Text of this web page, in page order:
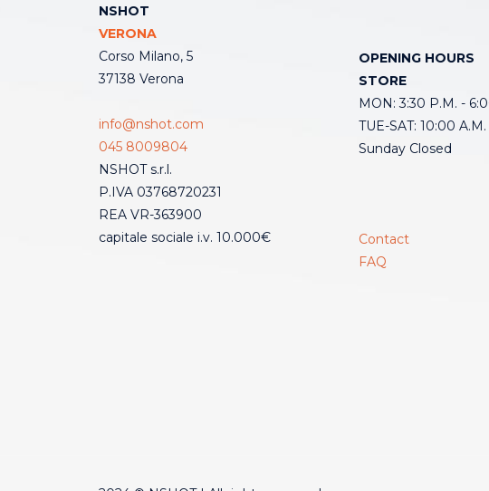
NSHOT
VERONA
Corso Milano, 5
37138 Verona
info@nshot.com
045 8009804
NSHOT s.r.l.
P.IVA 03768720231
REA VR-363900
capitale sociale i.v. 10.000€
OPENING HOURS
STORE
MON: 3:30 P.M. -
TUE-SAT: 10:00
Sunday Closed
Contact
FAQ